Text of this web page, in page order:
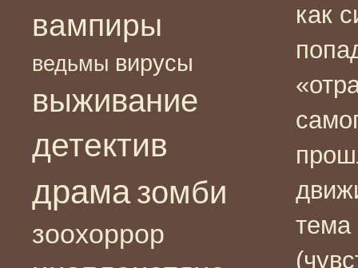
вампиры
ведьмы вирусы
выживание
детектив
драма зомби
зоохоррор
как
тема